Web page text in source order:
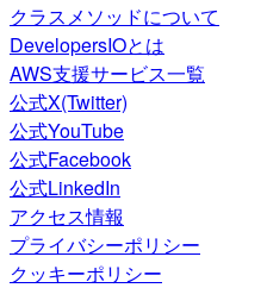
クラスメソッドについて
DevelopersIOとは
AWS支援サービス一覧
公式X(Twitter)
公式YouTube
公式Facebook
公式LinkedIn
アクセス情報
プライバシーポリシー
クッキーポリシー